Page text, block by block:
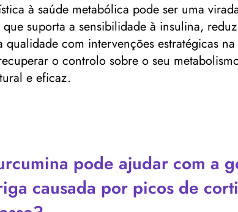
à saúde metabólica pode ser uma
suporta a sensibilidade à insulina,
com intervenções estratégicas
o controlo sobre o seu
e eficaz.
pode ajudar com a
causada por picos de